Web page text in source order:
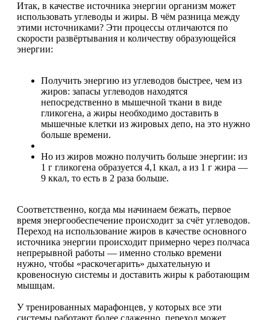
Итак, в качестве источника энергии организм может
использовать углеводы и жиры. В чём разница между
этими источниками? Эти процессы отличаются по
скорости развёртывания и количеству образующейся
энергии:
Получить энергию из углеводов быстрее, чем из
жиров: запасы углеводов находятся
непосредственно в мышечной ткани в виде
гликогена, а жиры необходимо доставить в
мышечные клетки из жировых депо, на это нужно
больше времени.
Но из жиров можно получить больше энергии: из
1 г гликогена образуется 4,1 ккал, а из 1 г жира —
9 ккал, то есть в 2 раза больше.
Соответственно, когда мы начинаем бежать, первое
время энергообеспечение происходит за счёт углеводов.
Переход на использование жиров в качестве основного
источника энергии происходит примерно через полчаса
непрерывной работы — именно столько времени
нужно, чтобы «раскочегарить» дыхательную и
кровеносную системы и доставить жиры к работающим
мышцам.
У тренированных марафонцев, у которых все эти
системы работают более слаженно, переход может